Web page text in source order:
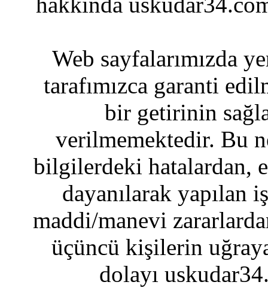
Web sayfalarımızda
tarafımızca garanti
bir getirinin
verilmemektedir. Bu
bilgilerdeki hatalardan,
dayanılarak yapılan
maddi/manevi
üçüncü kişilerin
dolayı